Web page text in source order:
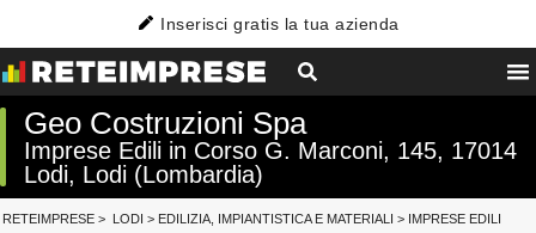
Inserisci gratis la tua azienda
Geo Costruzioni Spa
Imprese Edili in Corso G. Marconi, 145, 17014
Lodi, Lodi (Lombardia)
RETEIMPRESE > LODI > EDILIZIA, IMPIANTISTICA E MATERIALI > IMPRESE EDILI